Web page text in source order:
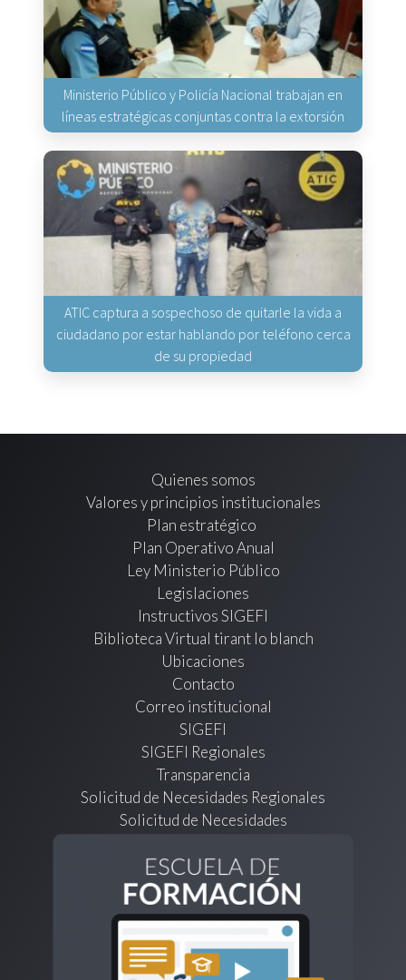
Ministerio Público y Policía Nacional trabajan en
líneas estratégicas conjuntas contra la extorsión
ATIC captura a sospechoso de quitarle la vida a
ciudadano por estar hablando por teléfono cerca
de su propiedad
Quienes somos
Valores y principios institucionales
Plan estratégico
Plan Operativo Anual
Ley Ministerio Público
Legislaciones
Instructivos SIGEFI
Biblioteca Virtual tirant lo blanch
Ubicaciones
Contacto
Correo institucional
SIGEFI
SIGEFI Regionales
Transparencia
Solicitud de Necesidades Regionales
Solicitud de Necesidades